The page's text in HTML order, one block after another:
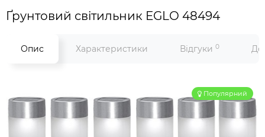
Ґрунтовий світильник EGLO 48494
Опис Характеристики Відгуки 0
Популярний